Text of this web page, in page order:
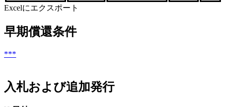
Excelにエクスポート
早期償還条件
***
入札および追加発行